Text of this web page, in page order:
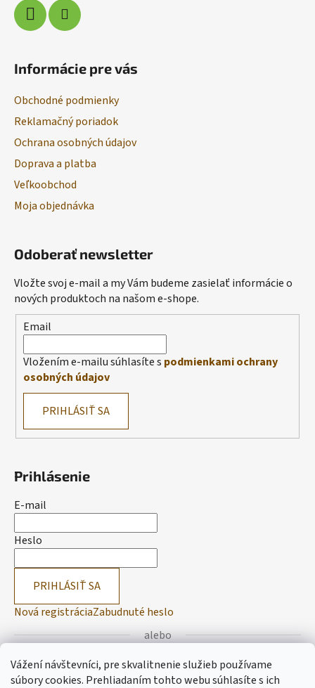
Vážení návštevníci, pre skvalitnenie služieb používame
súbory cookies. Prehliadaním tohto webu súhlasíte s ich
Informácie pre vás
Obchodné podmienky
Reklamačný poriadok
Ochrana osobných údajov
Doprava a platba
Veľkoobchod
Moja objednávka
Odoberať newsletter
Vložte svoj e-mail a my Vám budeme zasielať informácie o
nových produktoch na našom e-shope.
Email
Vložením e-mailu súhlasíte s podmienkami ochrany
osobných údajov
PRIHLÁSIŤ SA
Prihlásenie
E-mail
Heslo
PRIHLÁSIŤ SA
Nová registráciaZabudnuté heslo
alebo
Prihlásiť sa cez Facebook